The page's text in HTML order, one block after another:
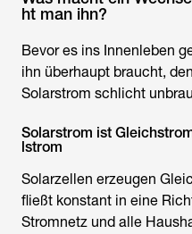
ht man ihn?
Bevor es ins Innenleben
ihn überhaupt braucht,
Solarstrom schlicht
Solarstrom ist
lstrom
Solarzellen erzeugen
fließt konstant in eine
Stromnetz und alle